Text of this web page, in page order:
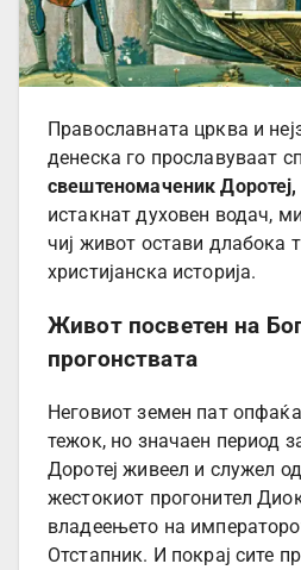
Православната црква и
денеска го прославуваат
свештеномаченик
истакнат духовен водач,
чиј живот остави длабока
христијанска историја.
Живот посветен на
прогонствата
Неговиот земен пат
тежок, но значаен период
Доротеј живеел и служел
жестокиот прогонител
владеењето на
Отстапник. И покрај сите